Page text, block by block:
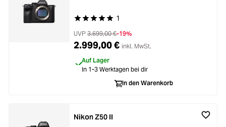
Durchschnittliche Bewertung von 5 von 5
1
UVP 3.699,00 €-19%
2.999,00 € inkl. MwSt.
Auf Lager
In 1-3 Werktagen bei dir
In den Warenkorb
Nikon Z50 II